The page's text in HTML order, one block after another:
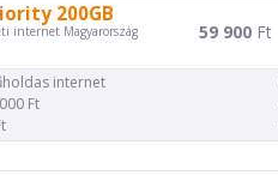
200GB
internet Magyarország
59 900Ft
internet
Ft